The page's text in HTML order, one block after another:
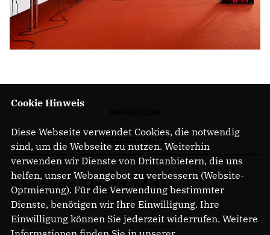
Steeven Bretz MdL
Cookie Hinweis
Diese Webseite verwendet Cookies, die notwendig
sind, um die Webseite zu nutzen. Weiterhin
verwenden wir Dienste von Drittanbietern, die uns
helfen, unser Webangebot zu verbessern (Website-
Optmierung). Für die Verwendung bestimmter
Dienste, benötigen wir Ihre Einwilligung. Ihre
Einwilligung können Sie jederzeit widerrufen. Weitere